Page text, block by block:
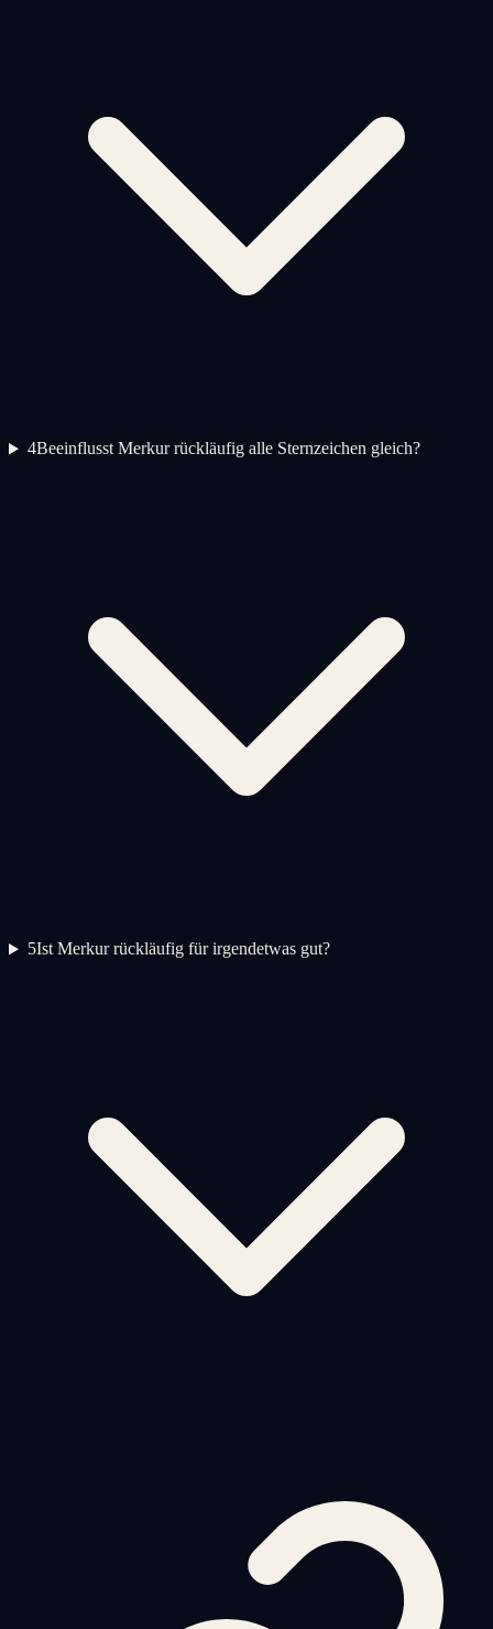
4Beeinflusst Merkur rückläufig alle Sternzeichen gleich?
5Ist Merkur rückläufig für irgendetwas gut?